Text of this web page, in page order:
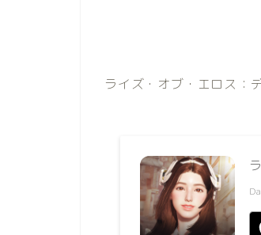
ライズ・オブ・エロス：